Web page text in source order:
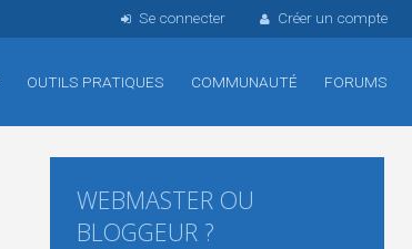
Se connecter Créer un compte
OUTILS PRATIQUES COMMUNAUTÉ FORUMS
WEBMASTER OU
BLOGGEUR ?